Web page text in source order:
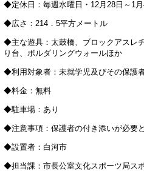
◆定休日：毎週水曜日・12月28日～1月
◆広さ：214．5平方メートル
◆主な遊具：太鼓橋、ブロックアスレ
り台、ボルダリングウォールほか
◆利用対象者：未就学児及びその保護
◆料金：無料
◆駐車場：あり
◆注意事項：保護者の付き添いが必要と
◆設置者：白河市
◆担当課：市長公室文化スポーツ局ス